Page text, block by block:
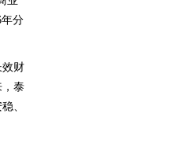
分
效财
，泰
、